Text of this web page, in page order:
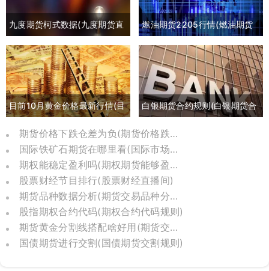
九度期货柯式数据(九度期货直
播间)
燃油期货2205行情(燃油期货
2105最新行情)
目前10月黄金价格最新行情(目
前10月黄金价格最新行情是多
少)
白银期货合约规则(白银期货合
约交割日期)
期货价格下跌仓差为负(期货价格跌到负数)
国际铁矿石期货在哪里看(国际市场铁矿石期货)
期权能稳定盈利吗(期权期货能够盈利的比例)
股票财经节目排行(股票财经直播间)
期货品种数据分析(期货交易品种分析报告)
股指期权合约代码(期权合约代码规则)
期货黄金分割线搭配啥好用(期货交易中黄金分割线的应用)
国债期货进行交割(国债期货交割规则)